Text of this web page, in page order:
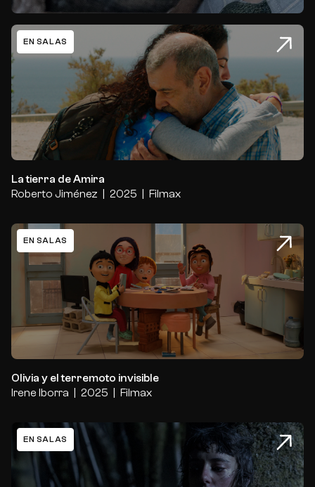
EN SALAS
La tierra de Amira
La tierra de Amira
Roberto Jiménez
2025 Filmax
EN SALAS
Olivia y el terremoto invisible
Olivia y el terremoto invisible
Irene Iborra
2025 Filmax
EN SALAS